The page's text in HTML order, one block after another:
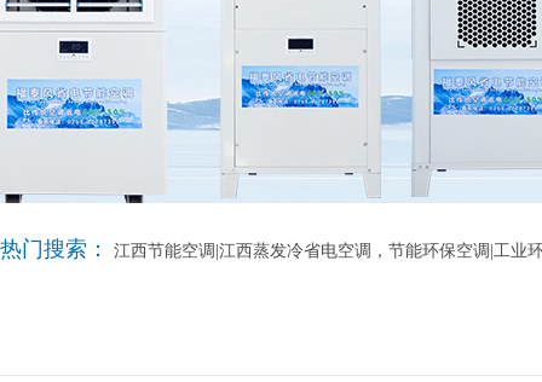
热门搜索： 江西节能空调|江西蒸发冷省电空调，节能环保空调|工业